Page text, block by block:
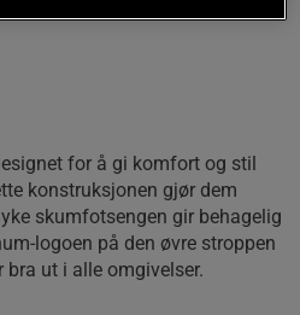
for å gi komfort og stil
konstruksjonen gjør dem
skumfotsengen gir behagelig
logoen på den øvre stroppen
ut i alle omgivelser.